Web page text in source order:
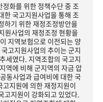
화를 위한 정책수단 중 조
한 국고지원사업을 통해 조
하기 위한 재정조정방안을
원사업의 재정조정 현황을
지역보험으로 이전되는 양
고지원사업의 추이는 군지
세였다. 지역조합의 국고지
역에 비해 군지역의 자금 압
동사업과 급여비에 대한 국
지원에 의한 재정지원이
고지원이 강화되고 있었다.